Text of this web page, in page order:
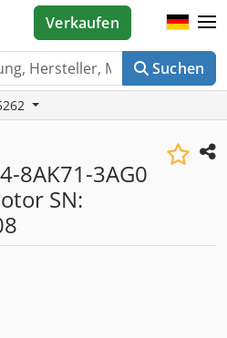
Suchen
Verkaufen
8AK71-3AG0
SN: